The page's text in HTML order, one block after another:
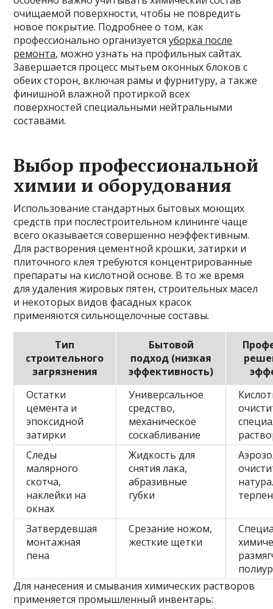
очищаемой поверхности, чтобы не повредить
новое покрытие. Подробнее о том, как
профессионально организуетсяуборка после
ремонта, можно узнать на профильных сайтах.
Завершается процесс мытьем оконных блоков с
обеих сторон, включая рамы и фурнитуру, а также
финишной влажной протиркой всех
поверхностей специальными нейтральными
составами.
Выбор профессиональной
химии и оборудования
Использование стандартных бытовых моющих
средств при послестроительном клининге чаще
всего оказывается совершенно неэффективным.
Для растворения цементной крошки, затирки и
плиточного клея требуются концентрированные
препараты на кислотной основе. В то же время
для удаления жировых пятен, строительных масел
и некоторых видов фасадных красок
применяются сильнощелочные составы.
Тип
строительного
загрязнения
Бытовой
подход (низкая
эффективность)
Остатки
цемента и
эпоксидной
затирки
Универсальное
средство,
механическое
соскабливание
Следы
малярного
скотча,
наклейки на
окнах
Жидкость для
снятия лака,
абразивные
губки
Затвердевшая
монтажная
пена
Срезание ножом,
жесткие щетки
Для нанесения и смывания химических растворов
применяется промышленный инвентарь: